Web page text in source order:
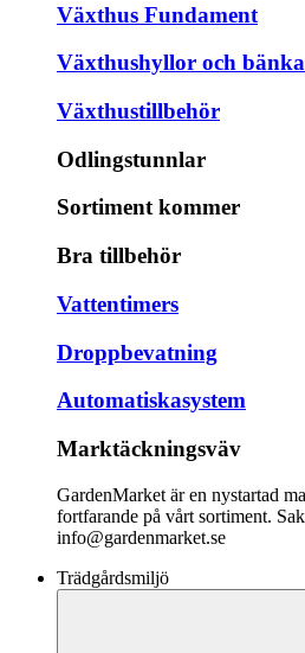
Växthus Fundament
Växthushyllor och
Växthustillbehör
Odlingstunnlar
Sortiment kommer
Bra tillbehör
Vattentimers
Droppbevatning
Automatiskasystem
Marktäckningsväv
GardenMarket är en nystartad
fortfarande på vårt sortiment.
info@gardenmarket.se
Trädgårdsmiljö